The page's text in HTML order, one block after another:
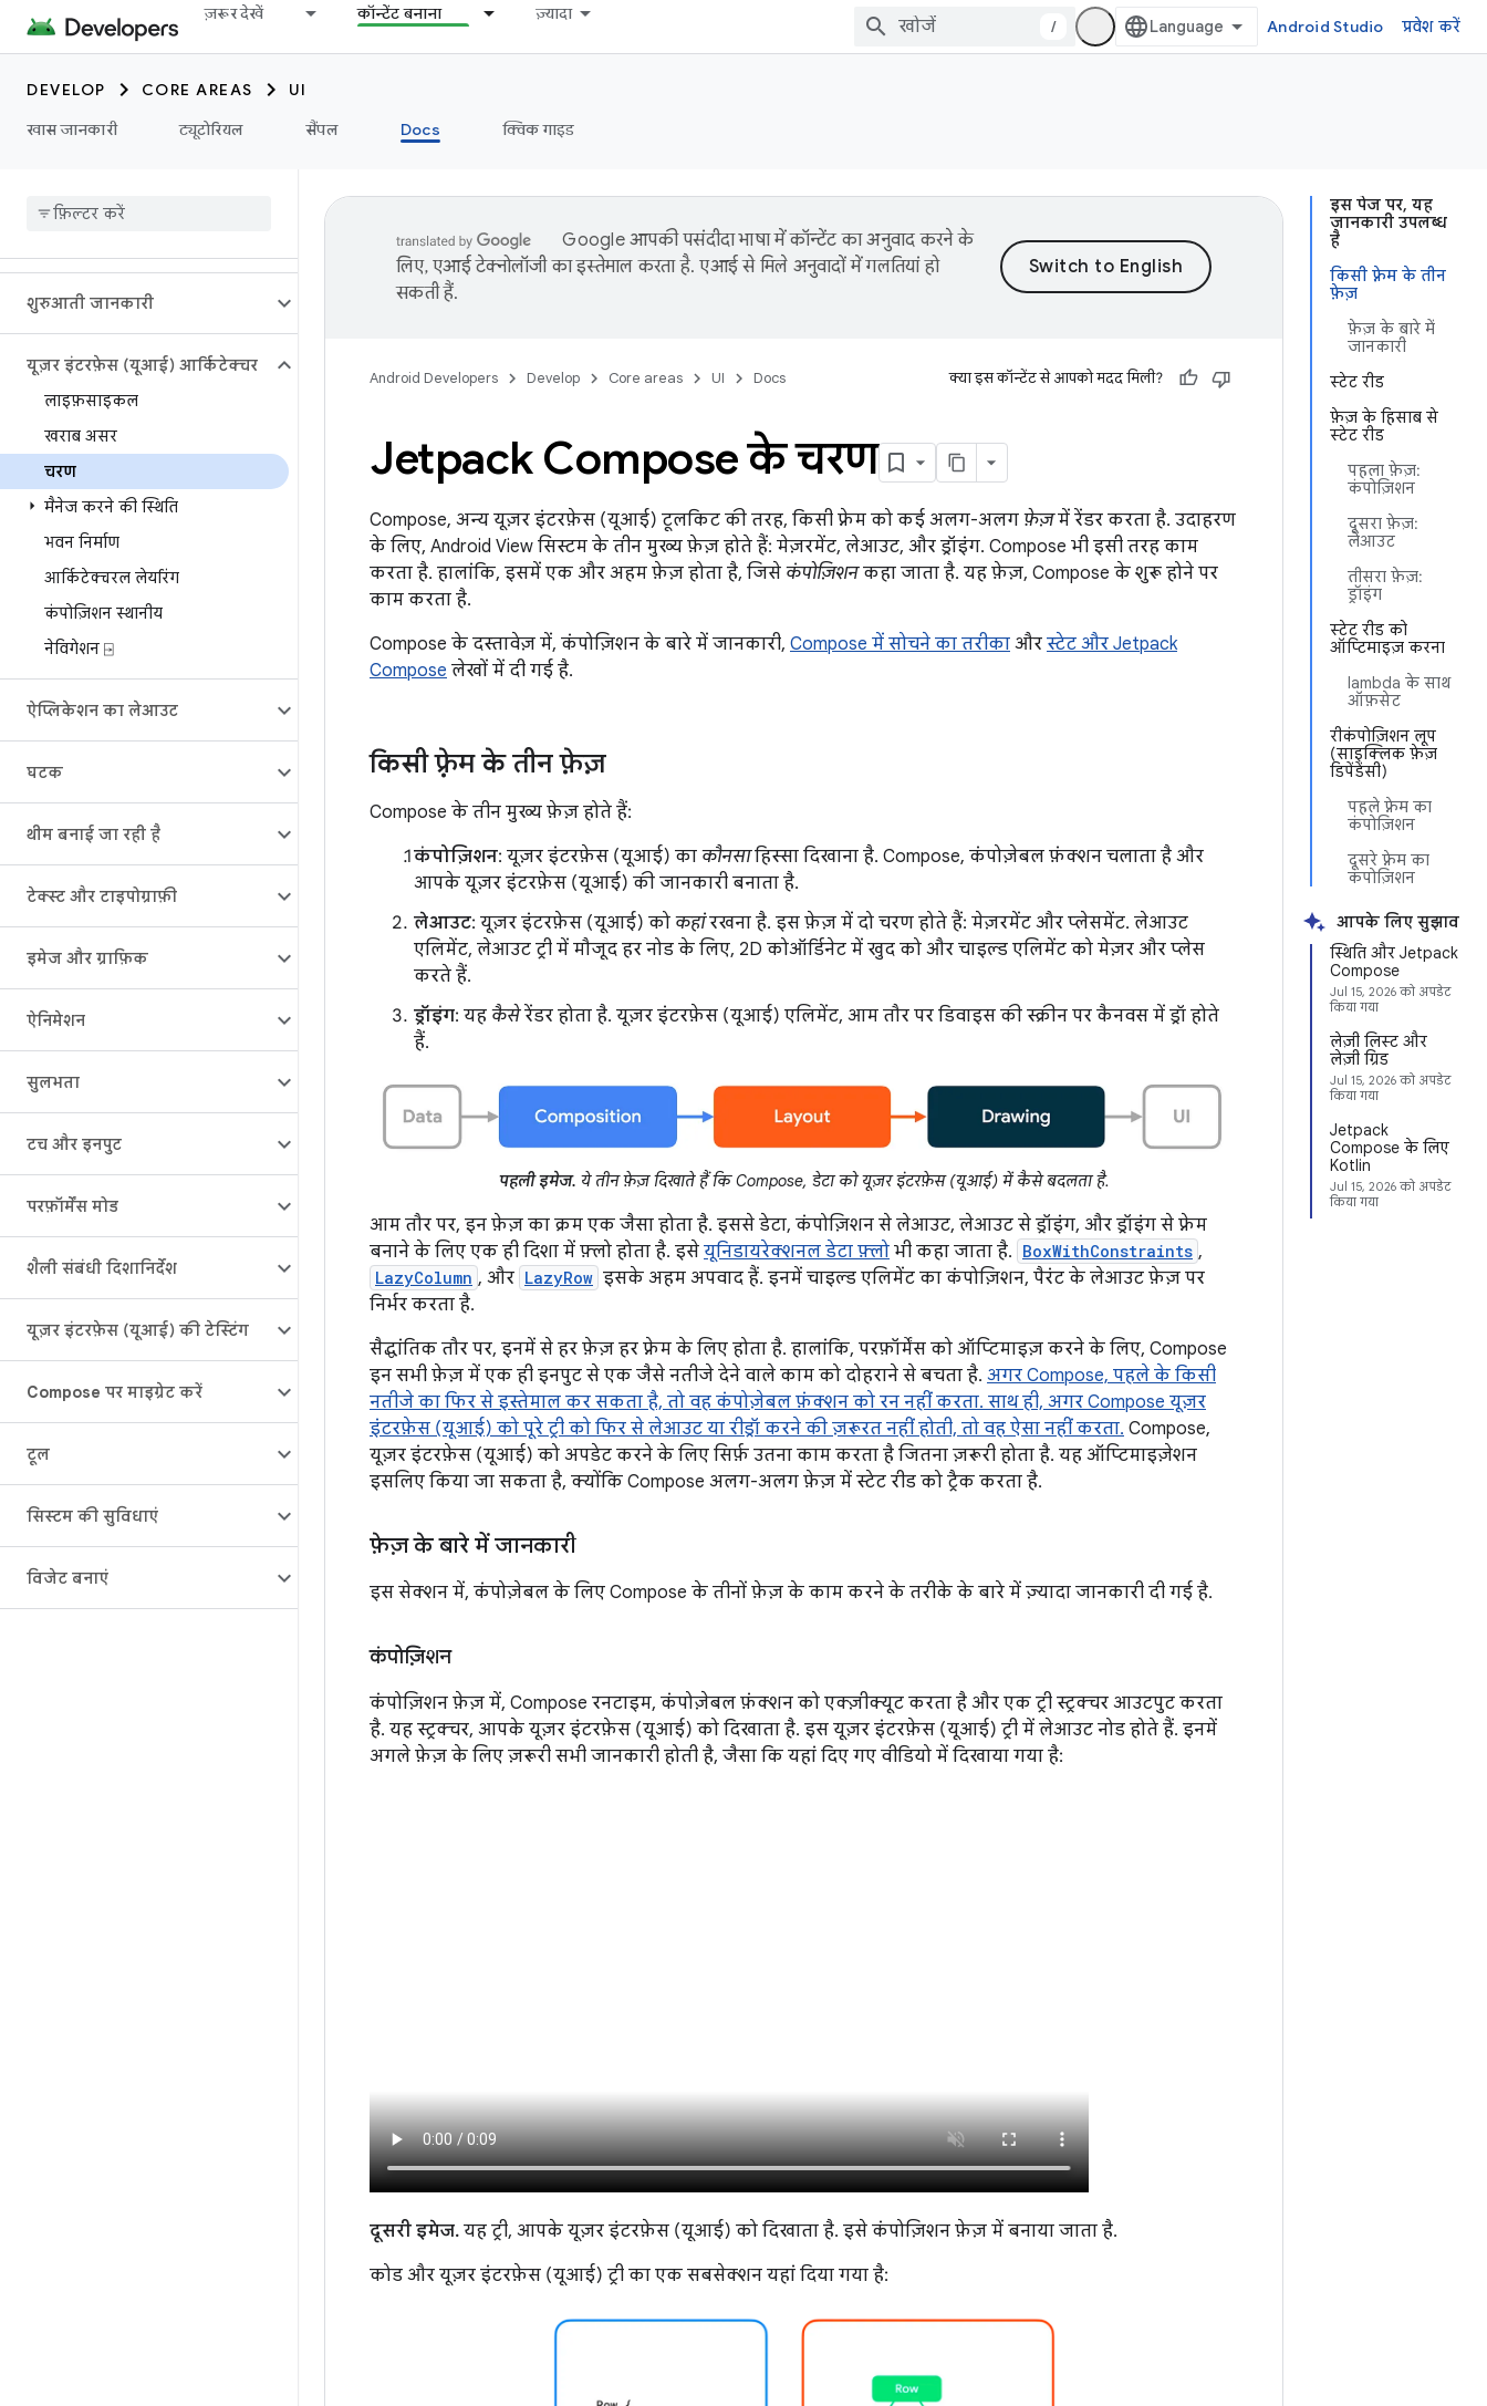
ज़रूर देखें कॉन्टेंट बनाना ज़्यादा
/ Android Studio प्रवेश करें
DEVELOP CORE AREAS
UI
खास जानकारी
ट्यूटोरियल सैंपल Docs क्विक गाइड
शुरुआती जानकारी
यूज़र इंटरफ़ेस (यूआई) आर्किटेक्चर
लाइफ़साइकल
खराब असर
चरण
मैनेज करने की स्थिति
भवन निर्माण
आर्किटेक्चरल लेयरिंग
कंपोज़िशन स्थानीय
नेविगेशन ⍈
ऐप्लिकेशन का लेआउट
घटक
थीम बनाई जा रही है
टेक्स्ट और टाइपोग्राफ़ी
इमेज और ग्राफ़िक
ऐनिमेशन
सुलभता
टच और इनपुट
परफ़ॉर्मेंस मोड
शैली संबंधी दिशानिर्देश
यूज़र इंटरफ़ेस (यूआई) की टेस्टिंग
Compose पर माइग्रेट करें
टूल
सिस्टम की सुविधाएं
विजेट बनाएं
इस पेज पर, यह
जानकारी उपलब्ध
है
किसी फ़्रेम के तीन
फ़ेज़
फ़ेज़ के बारे में
जानकारी
स्टेट रीड
फ़ेज़ के हिसाब से
स्टेट रीड
पहला फ़ेज़:
कंपोज़िशन
दूसरा फ़ेज़:
लेआउट
तीसरा फ़ेज़:
ड्रॉइंग
स्टेट रीड को
ऑप्टिमाइज़ करना
lambda के साथ
ऑफ़सेट
रीकंपोज़िशन लूप
(साइक्लिक फ़ेज़
डिपेंडेंसी)
पहले फ़्रेम का
कंपोज़िशन
दूसरे फ़्रेम का
कंपोज़िशन
आपके लिए सुझाव
स्थिति और Jetpack
Compose
Jul 15, 2026 को अपडेट
किया गया
लेज़ी लिस्ट और
लेज़ी ग्रिड
Jul 15, 2026 को अपडेट
किया गया
Jetpack
Compose के लिए
Kotlin
Jul 15, 2026 को अपडेट
किया गया
Google आपकी पसंदीदा भाषा में कॉन्टेंट का अनुवाद करने के
लिए, एआई टेक्नोलॉजी का इस्तेमाल करता है. एआई से मिले अनुवादों में गलतियां हो
सकती हैं.
Android Developers Develop Core areas UI Docs क्या इस कॉन्टेंट से आपको मदद मिली?
Jetpack Compose के चरण
Compose, अन्य यूज़र इंटरफ़ेस (यूआई) टूलकिट की तरह, किसी फ़्रेम को कई अलग-अलग फ़ेज़में रेंडर करता है. उदाहरण
के लिए, Android View सिस्टम के तीन मुख्य फ़ेज़ होते हैं: मेज़रमेंट, लेआउट, और ड्रॉइंग. Compose भी इसी तरह काम
करता है. हालांकि, इसमें एक और अहम फ़ेज़ होता है, जिसे कंपोज़िशनकहा जाता है. यह फ़ेज़, Compose के शुरू होने पर
काम करता है.
Compose के दस्तावेज़ में, कंपोज़िशन के बारे में जानकारी, Compose में सोचने का तरीका और स्टेट और Jetpack
Compose लेखों में दी गई है.
किसी फ़्रेम के तीन फ़ेज़
Compose के तीन मुख्य फ़ेज़ होते हैं:
कंपोज़िशन: यूज़र इंटरफ़ेस (यूआई) का कौनसाहिस्सा दिखाना है. Compose, कंपोज़ेबल फ़ंक्शन चलाता है और
आपके यूज़र इंटरफ़ेस (यूआई) की जानकारी बनाता है.
लेआउट: यूज़र इंटरफ़ेस (यूआई) को कहांरखना है. इस फ़ेज़ में दो चरण होते हैं: मेज़रमेंट और प्लेसमेंट. लेआउट
एलिमेंट, लेआउट ट्री में मौजूद हर नोड के लिए, 2D कोऑर्डिनेट में खुद को और चाइल्ड एलिमेंट को मेज़र और प्लेस
करते हैं.
ड्रॉइंग: यह कैसेरेंडर होता है. यूज़र इंटरफ़ेस (यूआई) एलिमेंट, आम तौर पर डिवाइस की स्क्रीन पर कैनवस में ड्रॉ होते
हैं.
पहली इमेज. ये तीन फ़ेज़ दिखाते हैं कि Compose, डेटा को यूज़र इंटरफ़ेस (यूआई) में कैसे बदलता है.
आम तौर पर, इन फ़ेज़ का क्रम एक जैसा होता है. इससे डेटा, कंपोज़िशन से लेआउट, लेआउट से ड्रॉइंग, और ड्रॉइंग से फ़्रेम
बनाने के लिए एक ही दिशा में फ़्लो होता है. इसे यूनिडायरेक्शनल डेटा फ़्लो भी कहा जाता है. BoxWithConstraints ,
LazyColumn , और LazyRow इसके अहम अपवाद हैं. इनमें चाइल्ड एलिमेंट का कंपोज़िशन, पैरंट के लेआउट फ़ेज़ पर
निर्भर करता है.
सैद्धांतिक तौर पर, इनमें से हर फ़ेज़ हर फ़्रेम के लिए होता है. हालांकि, परफ़ॉर्मेंस को ऑप्टिमाइज़ करने के लिए, Compose
इन सभी फ़ेज़ में एक ही इनपुट से एक जैसे नतीजे देने वाले काम को दोहराने से बचता है. अगर Compose, पहले के किसी
नतीजे का फिर से इस्तेमाल कर सकता है, तो वह कंपोज़ेबल फ़ंक्शन को रन नहीं करता. साथ ही, अगर Compose यूज़र
इंटरफ़ेस (यूआई) को पूरे ट्री को फिर से लेआउट या रीड्रॉ करने की ज़रूरत नहीं होती, तो वह ऐसा नहीं करता. Compose,
यूज़र इंटरफ़ेस (यूआई) को अपडेट करने के लिए सिर्फ़ उतना काम करता है जितना ज़रूरी होता है. यह ऑप्टिमाइज़ेशन
इसलिए किया जा सकता है, क्योंकि Compose अलग-अलग फ़ेज़ में स्टेट रीड को ट्रैक करता है.
फ़ेज़ के बारे में जानकारी
इस सेक्शन में, कंपोज़ेबल के लिए Compose के तीनों फ़ेज़ के काम करने के तरीके के बारे में ज़्यादा जानकारी दी गई है.
कंपोज़िशन
कंपोज़िशन फ़ेज़ में, Compose रनटाइम, कंपोज़ेबल फ़ंक्शन को एक्ज़ीक्यूट करता है और एक ट्री स्ट्रक्चर आउटपुट करता
है. यह स्ट्रक्चर, आपके यूज़र इंटरफ़ेस (यूआई) को दिखाता है. इस यूज़र इंटरफ़ेस (यूआई) ट्री में लेआउट नोड होते हैं. इनमें
अगले फ़ेज़ के लिए ज़रूरी सभी जानकारी होती है, जैसा कि यहां दिए गए वीडियो में दिखाया गया है:
दूसरी इमेज. यह ट्री, आपके यूज़र इंटरफ़ेस (यूआई) को दिखाता है. इसे कंपोज़िशन फ़ेज़ में बनाया जाता है.
कोड और यूज़र इंटरफ़ेस (यूआई) ट्री का एक सबसेक्शन यहां दिया गया है: